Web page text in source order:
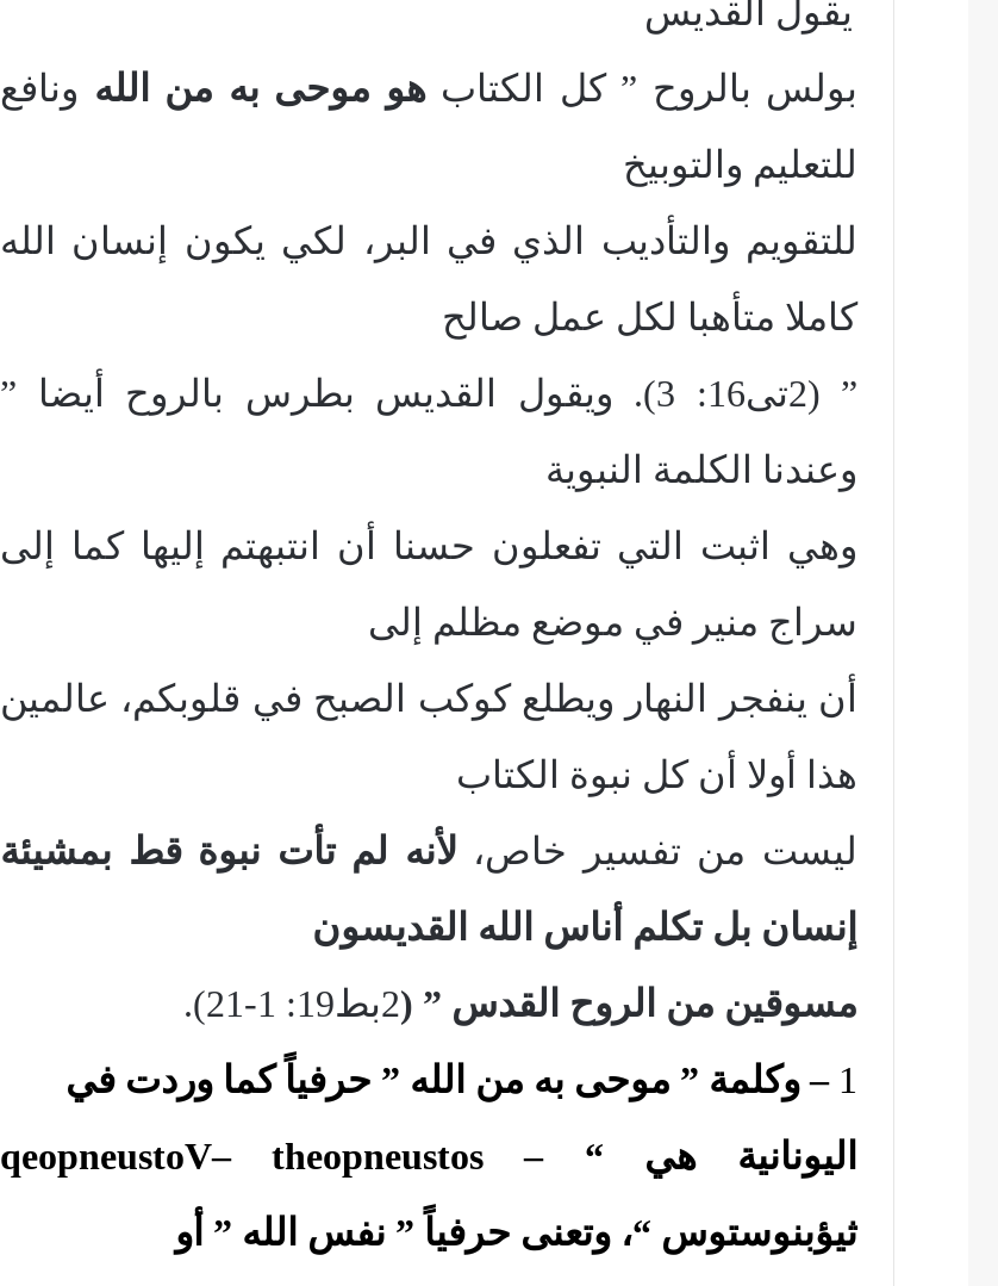
يقول القديس
بولس بالروح ” كل الكتابهو موحى به من الله ونافع
للتعليم والتوبيخ
للتقويم والتأديب الذي في البر، لكي يكون إنسان الله
كاملا متأهبا لكل عمل صالح
” (2تى16: 3). ويقول القديس بطرس بالروح أيضا ”
وعندنا الكلمة النبوية
وهي اثبت التي تفعلون حسنا أن انتبهتم إليها كما إلى
سراج منير في موضع مظلم إلى
أن ينفجر النهار ويطلع كوكب الصبح في قلوبكم، عالمين
هذا أولا أن كل نبوة الكتاب
ليست من تفسير خاص، لأنه لم تأت نبوة قط بمشيئة
إنسان بل تكلم أناس الله القديسون
مسوقين من الروح القدس ” (2بط19: 1-21).
1 – وكلمة ” موحى به من الله ” حرفياً كما وردت في
اليونانية هي “
qeopneustoV –
theopneustos
–
ثيؤبنوستوس “، وتعنى حرفياً ” نفس الله ” أو